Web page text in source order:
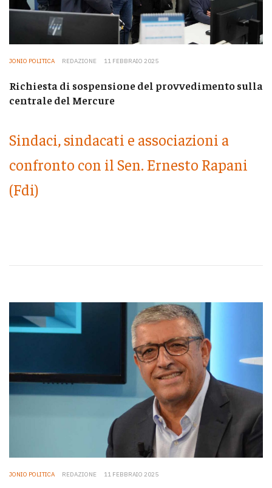
JONIO POLITICA REDAZIONE 11 FEBBRAIO 2025
Richiesta di sospensione del provvedimento sulla
centrale del Mercure
Sindaci, sindacati e associazioni a
confronto con il Sen. Ernesto Rapani
(Fdi)
JONIO POLITICA REDAZIONE 11 FEBBRAIO 2025